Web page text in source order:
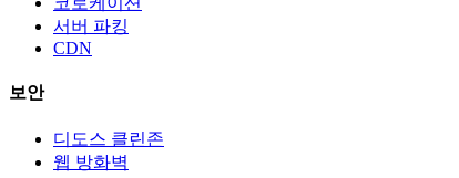
서버 파킹
CDN
보안
디도스 클린존
웹 방화벽